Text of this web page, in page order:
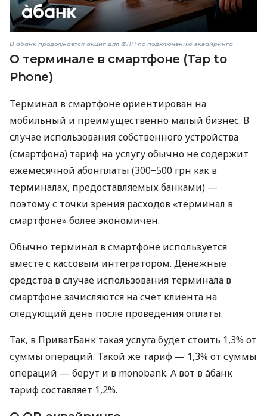
В àбанк продолжается акция для ФЛП по подключению эквайринга
О терминале в смартфоне (Tap to
Phone)
Терминал в смартфоне ориентирован на
мобильный и преимущественно малый бизнес. В
случае использования собственного устройства
(смартфона) тариф на услугу обычно не содержит
ежемесячной абонплаты (300−500 грн как в
терминалах, предоставляемых банками) —
поэтому с точки зрения расходов «терминал в
смартфоне» более экономичен.
Обычно терминал в смартфоне используется
вместе с кассовым интегратором. Денежные
средства в случае использования терминала в
смартфоне зачисляются на счет клиента на
следующий день после проведения оплаты.
Так, в ПриватБанк такая услуга будет стоить 1,3% от
суммы операций. Такой же тариф — 1,3% от суммы
операций — берут и в monobank. А вот в àбанк
тариф составляет 1,2%.